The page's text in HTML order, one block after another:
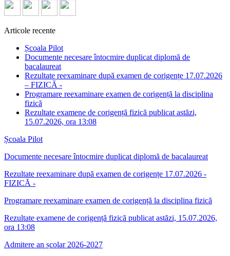
Articole recente
Școala Pilot
Documente necesare întocmire duplicat diplomă de
bacalaureat
Rezultate reexaminare după examen de corigențe 17.07.2026
– FIZICĂ -
Programare reexaminare examen de corigență la disciplina
fizică
Rezultate examene de corigență fizică publicat astăzi,
15.07.2026, ora 13:08
Școala Pilot
Documente necesare întocmire duplicat diplomă de bacalaureat
Rezultate reexaminare după examen de corigențe 17.07.2026 -
FIZICĂ -
Programare reexaminare examen de corigență la disciplina fizică
Rezultate examene de corigență fizică publicat astăzi, 15.07.2026,
ora 13:08
Admitere an școlar 2026-2027